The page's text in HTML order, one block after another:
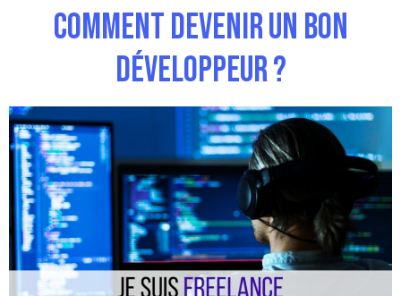
Comment devenir un bon
développeur ?